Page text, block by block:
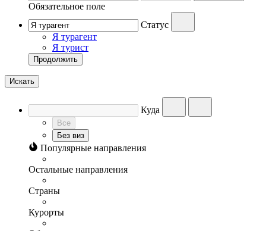
Обязательное поле
Статус
Я турагент
Я турист
Продолжить
Искать
Куда
Все
Без виз
Популярные направления
Остальные направления
Страны
Курорты